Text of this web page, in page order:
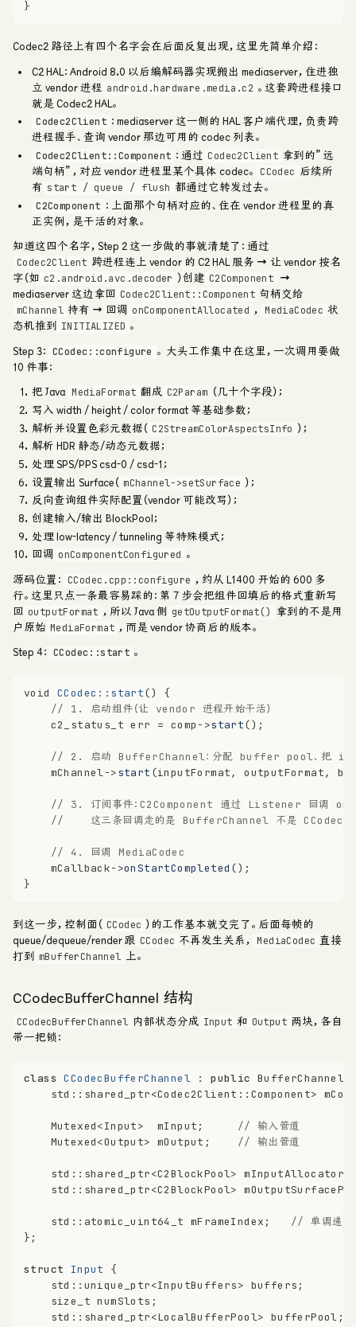
}
Codec2 路径上有四个名字会在后面反复出现，这里先简单介绍：
C2 HAL：Android 8.0 以后编解码器实现搬出 mediaserver，住进独
立 vendor 进程 android.hardware.media.c2 。这套跨进程接口
就是 Codec2 HAL。
Codec2Client ：mediaserver 这一侧的 HAL 客户端代理，负责跨
进程握手、查询 vendor 那边可用的 codec 列表。
Codec2Client::Component ：通过 Codec2Client 拿到的”远
端句柄”，对应 vendor 进程里某个具体 codec。 CCodec 后续所
有 start / queue / flush 都通过它转发过去。
C2Component ：上面那个句柄对应的、住在 vendor 进程里的真
正实例，是干活的对象。
知道这四个名字，Step 2 这一步做的事就清楚了：通过
Codec2Client 跨进程连上 vendor 的 C2 HAL 服务 → 让 vendor 按名
字（如 c2.android.avc.decoder ）创建 C2Component →
mediaserver 这边拿回 Codec2Client::Component 句柄交给
mChannel 持有 → 回调 onComponentAllocated ， MediaCodec 状
态机推到 INITIALIZED 。
Step 3： CCodec::configure 。 大头工作集中在这里，一次调用要做
10 件事：
把 Java MediaFormat 翻成 C2Param （几十个字段）；
写入 width / height / color format 等基础参数；
解析并设置色彩元数据（ C2StreamColorAspectsInfo ）；
解析 HDR 静态/动态元数据；
处理 SPS/PPS csd-0 / csd-1；
设置输出 Surface（ mChannel->setSurface ）；
反向查询组件实际配置（vendor 可能改写）；
创建输入/输出 BlockPool；
处理 low-latency / tunneling 等特殊模式；
回调 onComponentConfigured 。
源码位置： CCodec.cpp::configure ，约从 L1400 开始的 600 多
行。这里只点一条最容易踩的：第 7 步会把组件回填后的格式重新写
回 outputFormat ，所以 Java 侧 getOutputFormat() 拿到的不是用
户原始 MediaFormat ，而是 vendor 协商后的版本。
Step 4： CCodec::start 。
void CCodec::start()
{
// 1. 启动组件（让 vendor 进程开始干活）
c2_status_t err = comp->start();
// 2. 启动 BufferChannel：分配 buffer pool、把
    mChannel->
start (inputFormat, outputFormat,
// 3. 订阅事件：C2Component 通过 Listener 回调
//    这三条回调走的是 BufferChannel 不是 CCodec
// 4. 回调 MediaCodec
    mCallback->
onStartCompleted ();
}
到这一步，控制面（ CCodec ）的工作基本就交完了。后面每帧的
queue/dequeue/render 跟 CCodec 不再发生关系， MediaCodec 直接
打到 mBufferChannel 上。
CCodecBufferChannel 结构
CCodecBufferChannel 内部状态分成 Input 和 Output 两块，各自
带一把锁：
class CCodecBufferChannel : public
std::shared_ptr<Codec2Client::Component>
    Mutexed<Input>  mInput;
// 输入管道
    Mutexed<Output> mOutput;
// 输出管道
    std::shared_ptr<C2BlockPool> mInputAllocator;
std::shared_ptr<C2BlockPool>
    std::
atomic_uint64_t mFrameIndex; // 单调递增
};
struct Input
{
    std::unique_ptr<InputBuffers> buffers;
size_t numSlots;
    std::shared_ptr<LocalBufferPool> bufferPool;